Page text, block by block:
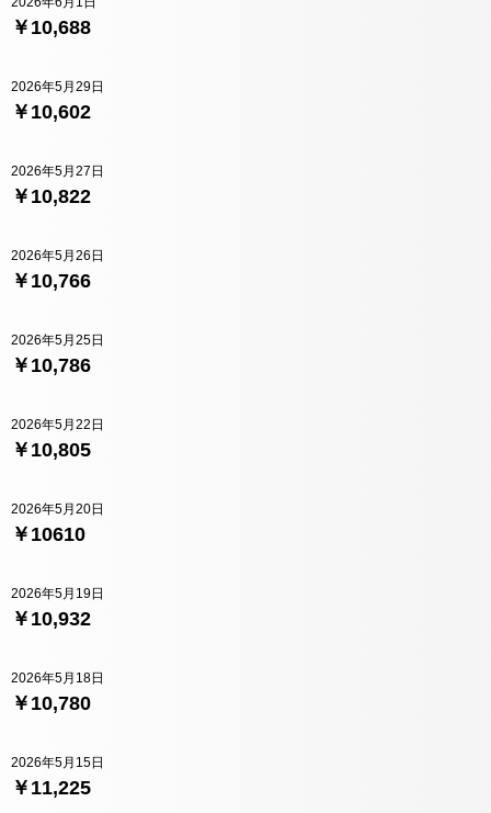
￥10,688
￥10,602
2026年5月29日
￥10,822
2026年5月27日
￥10,766
2026年5月26日
￥10,786
2026年5月25日
￥10,805
2026年5月22日
￥10610
2026年5月20日
￥10,932
2026年5月19日
￥10,780
2026年5月18日
￥11,225
2026年5月15日